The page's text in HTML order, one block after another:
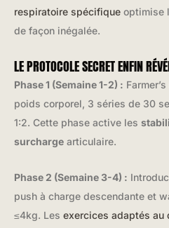
respiratoire spécifique optimise
de façon inégalée.
LE PROTOCOLE SECRET ENFIN
Phase 1 (Semaine 1-2) :
poids corporel, 3 séries de 30
1:2. Cette phase active les
surcharge articulaire.
Phase 2 (Semaine 3-4) :
push à charge descendante et
≤4kg. Les exercices adaptés au